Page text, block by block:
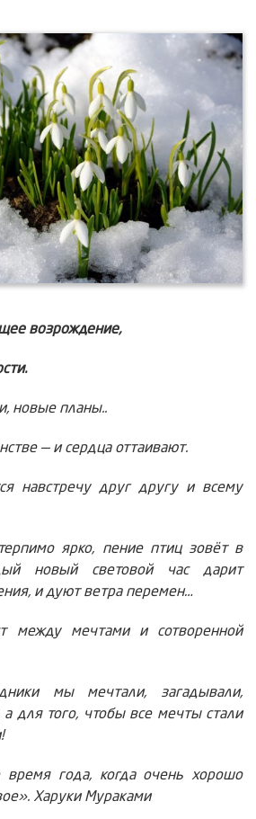
возрождение,
новые планы..
— и сердца оттаивают.
навстречу друг другу и всему
ярко, пение птиц зовёт в
новый световой час дарит
и дуют ветра перемен…
между мечтами и сотворенной
мы мечтали, загадывали,
а для того, чтобы все мечты стали
время года, когда очень хорошо
Харуки Мураками